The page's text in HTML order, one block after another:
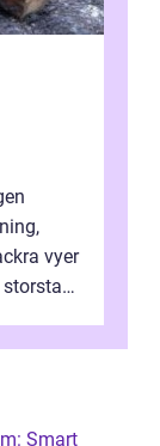
vyer
Smart